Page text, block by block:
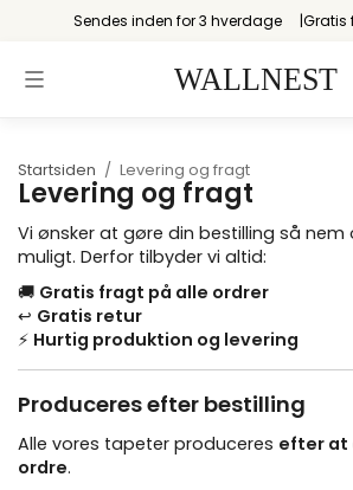
Sendes inden for 3 hverdage Gratis
Startsiden / Levering og fragt
Levering og fragt
Vi ønsker at gøre din bestilling så
muligt. Derfor tilbyder vi altid:
🚚 Gratis fragt på alle ordrer
↩️ Gratis retur
⚡ Hurtig produktion og levering
Produceres efter bestilling
Alle vores tapeter produceres efter at
ordre.